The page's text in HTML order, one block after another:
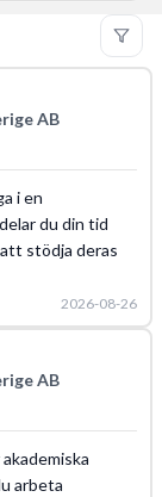
AB
i en
du din tid
stödja deras
2026-08-26
AB
arbeta